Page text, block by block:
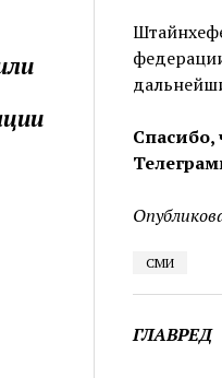
Спасибо,
СМИ
ГЛАВРЕД